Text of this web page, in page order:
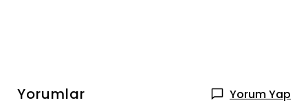
Yorumlar Yorum Yap